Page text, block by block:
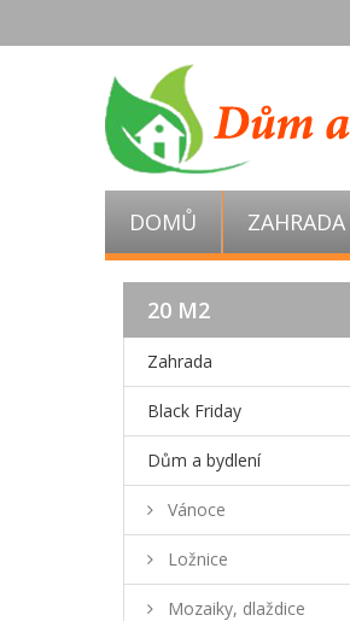
DOMŮ ZAHRADA
20 M2
Zahrada
Black Friday
Dům a bydlení
Vánoce
Ložnice
Mozaiky, dlaždice